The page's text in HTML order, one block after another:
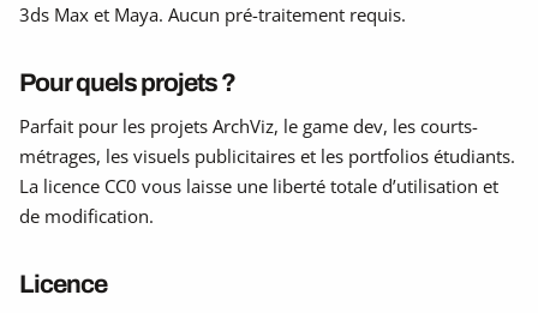
3ds Max et Maya. Aucun pré-traitement requis.
Pour quels projets ?
Parfait pour les projets ArchViz, le game dev, les courts-
métrages, les visuels publicitaires et les portfolios étudiants.
La licence CC0 vous laisse une liberté totale d’utilisation et
de modification.
Licence